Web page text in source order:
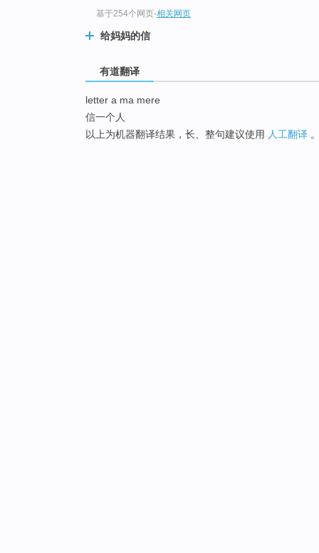
基于254个网页-相关网页
给妈妈的信
有道翻译
letter a ma mere
信一个人
以上为机器翻译结果，长、整句建议使用 人工翻译